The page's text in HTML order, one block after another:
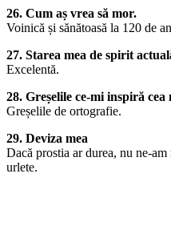
26. Cum aș vrea să mor.
Voinică și sănătoasă la 120 de
27. Starea mea de spirit
Excelentă.
28. Greșelile ce-mi inspiră
Greșelile de ortografie.
29. Deviza mea
Dacă prostia ar durea, nu ne-am
urlete.